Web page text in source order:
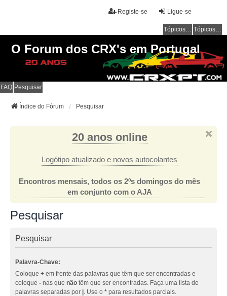
Ligue-se
Registe-se
Tópicos sem resposta Tópicos ativos
O Forum dos CRX's em Portugal
FAQ Pesquisar
Índice do Fórum Pesquisar
20 anos online
Logótipo atualizado e novos autocolantes
Encontros mensais, todos os 2ºs domingos do mês
em conjunto com o AJA
Pesquisar
Pesquisar
Palavra-Chave:
Coloque + em frente das palavras que têm que ser encontradas e
coloque - nas que não têm que ser encontradas. Faça uma lista de
palavras separadas por |. Use o * para resultados parciais.